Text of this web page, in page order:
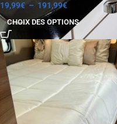
19,99€ – 191,99€
CHOIX DES OPTIONS